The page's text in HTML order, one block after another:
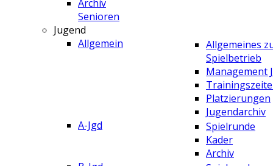
Archiv
Senioren
Jugend
Allgemein
Allgemeines
Spielbetrieb
Management
Platzierungen
Jugendarchiv
A-Jgd
Spielrunde
Kader
Archiv